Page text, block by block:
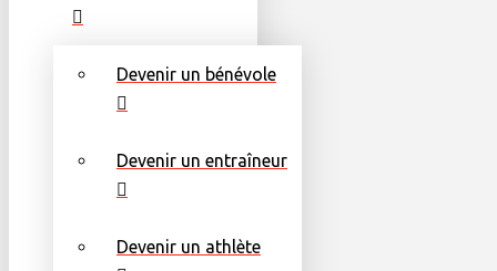
Devenir un bénévole
Devenir un entraîneur
Devenir un athlète